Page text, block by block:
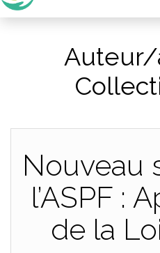
Auteur/
Nouveau
l’ASPF :
de la